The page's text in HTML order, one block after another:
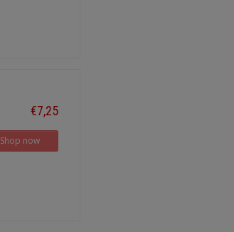
€7,25
Shop now